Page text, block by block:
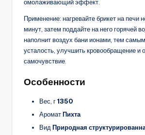
омолаживающий эффект.
Применение: нагревайте брикет на печи
минут, затем поддайте на него горячей
наполнит воздух бани ионами, тем
усталость, улучшить кровообращение и
самочувствие.
Особенности
Вес, г1350
АроматПихта
ВидПриродная